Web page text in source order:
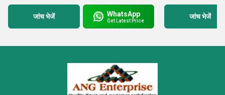
जांच भेजें WhatsApp
Get Latest Price
जांच भेजें